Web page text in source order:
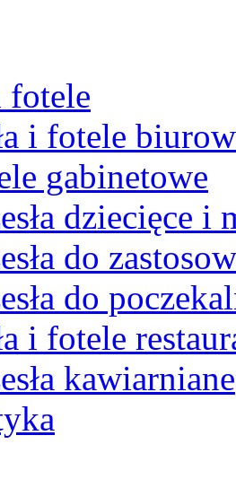
fotele
i fotele
gabinetowe
dziecięce i
do
do
i fotele
kawiarniane